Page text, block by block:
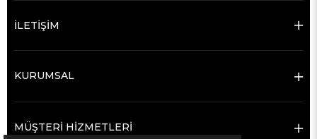
İLETİŞİM
KURUMSAL
MÜŞTERİ HİZMETLERİ